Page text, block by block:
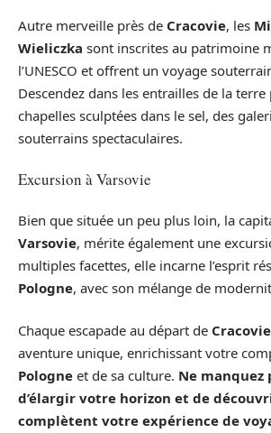
Autre merveille près de Cracovie, les
Wieliczka sont inscrites au patrimoine
l’UNESCO et offrent un voyage
Descendez dans les entrailles de la
chapelles sculptées dans le sel, des
souterrains spectaculaires.
Excursion à Varsovie
Bien que située un peu plus loin, la
Varsovie, mérite également une
multiples facettes, elle incarne l’esprit
Pologne, avec son mélange de
Chaque escapade au départ de Cracovie
aventure unique, enrichissant votre
Pologne et de sa culture. Ne manquez
d’élargir votre horizon et de
complètent votre expérience de